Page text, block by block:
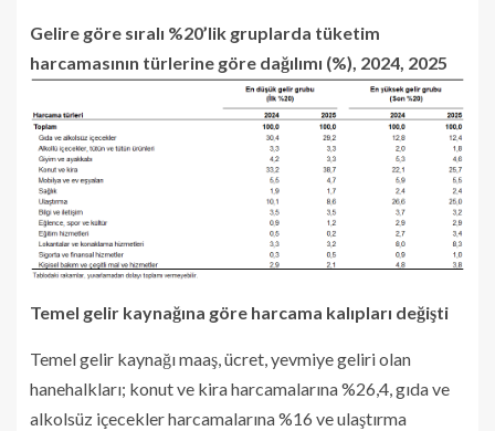
Gelire göre sıralı %20’lik gruplarda tüketim
harcamasının türlerine göre dağılımı (%), 2024, 2025
Temel gelir kaynağına göre harcama kalıpları değişti
Temel gelir kaynağı maaş, ücret, yevmiye geliri olan
hanehalkları; konut ve kira harcamalarına %26,4, gıda ve
alkolsüz içecekler harcamalarına %16 ve ulaştırma